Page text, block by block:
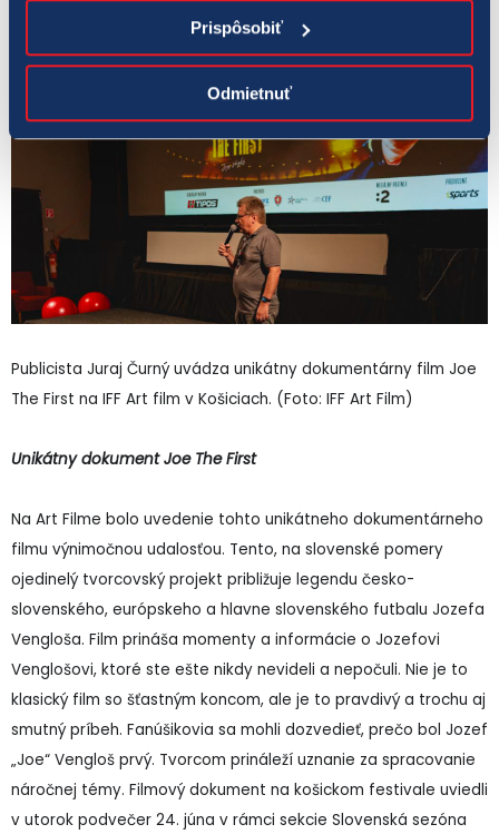
Prispôsobiť
Odmietnuť
Publicista Juraj Čurný uvádza unikátny dokumentárny film Joe
The First na IFF Art film v Košiciach. (Foto: IFF Art Film)
Unikátny dokument Joe The First
Na Art Filme bolo uvedenie tohto unikátneho dokumentárneho
filmu výnimočnou udalosťou. Tento, na slovenské pomery
ojedinelý tvorcovský projekt približuje legendu česko-
slovenského, európskeho a hlavne slovenského futbalu Jozefa
Vengloša. Film prináša momenty a informácie o Jozefovi
Venglošovi, ktoré ste ešte nikdy nevideli a nepočuli. Nie je to
klasický film so šťastným koncom, ale je to pravdivý a trochu aj
smutný príbeh. Fanúšikovia sa mohli dozvedieť, prečo bol Jozef
„Joe“ Vengloš prvý. Tvorcom prináleží uznanie za spracovanie
náročnej témy. Filmový dokument na košickom festivale uviedli
v utorok podvečer 24. júna v rámci sekcie Slovenská sezóna